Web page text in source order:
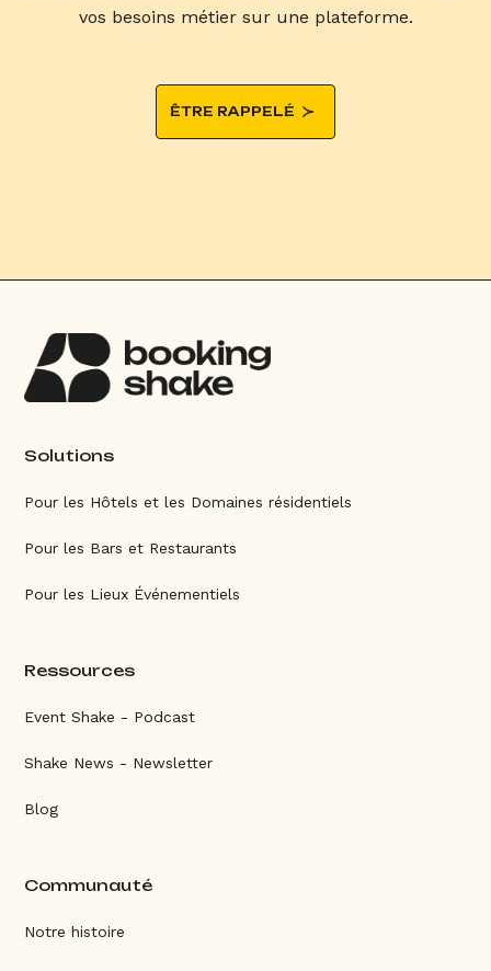
vos besoins métier sur une plateforme.
ÊTRE RAPPELÉ
Solutions
Pour les Hôtels et les Domaines résidentiels
Pour les Bars et Restaurants
Pour les Lieux Événementiels
Ressources
Event Shake - Podcast
Shake News - Newsletter
Blog
Communauté
Notre histoire